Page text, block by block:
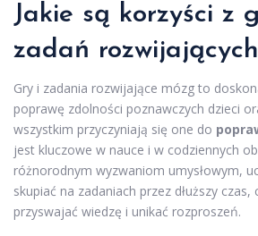
Jakie są korzyści z
zadań
Gry i zadania rozwijające mózg to
poprawę zdolności poznawczych dzieci
wszystkim przyczyniają się one do
jest kluczowe w nauce i w codziennych
różnorodnym wyzwaniom umysłowym,
skupiać na zadaniach przez dłuższy
przyswajać wiedzę i unikać rozproszeń.